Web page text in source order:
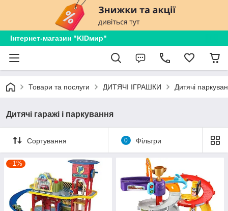
Інтернет-магазин "KIDмир"
Товари та послуги ДИТЯЧІ ІГРАШКИ Дитячі
Дитячі гаражі і паркування
Сортування 0 Фільтри
–1%